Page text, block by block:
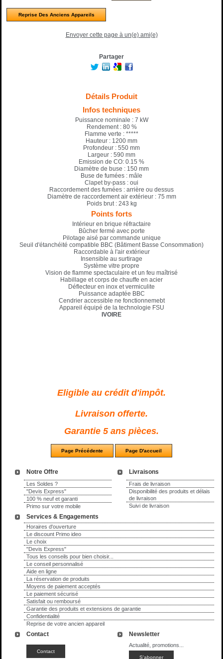
Notre Offre
Les Soldes ?
"Devis Express"
100 % neuf et garanti
Primo sur votre mobile
Livraisons
Frais de livraison
Disponibilité des produits et délais
de livraison
Suivi de livraison
Services & Engagements
Horaires d'ouverture
Le discount Primo ideo
Le choix
"Devis Express"
Tous les conseils pour bien choisir...
Le conseil personnalisé
Aide en ligne
La réservation de produits
Moyens de paiement acceptés
Le paiement sécurisé
Satisfait ou remboursé
Garantie des produits et extensions de garantie
Confidentialité
Reprise de votre ancien appareil
Contact Newsletter
Actualité, promotions...
Reprise Des Anciens Appareils
Envoyer cette page à un(e) ami(e)
Partager
Détails Produit
Infos techniques
Puissance nominale : 7 kW
Rendement : 80 %
Flamme verte : *****
Hauteur : 1200 mm
Profondeur : 550 mm
Largeur : 590 mm
Emission de CO: 0.15 %
Diamètre de buse : 150 mm
Buse de fumées : mâle
Clapet by-pass : oui
Raccordement des fumées : arrière ou dessus
Diamètre de raccordement air extérieur : 75 mm
Poids brut : 243 kg
Points forts
Intérieur en brique réfractaire
Bûcher fermé avec porte
Pilotage aisé par commande unique
Seuil d'étanchéité compatible BBC (Bâtiment Basse Consommation)
Raccordable à l'air extérieur
Insensible au surtirage
Système vitre propre
Vision de flamme spectaculaire et un feu maîtrisé
Habillage et corps de chauffe en acier
Déflecteur en inox et vermiculite
Puissance adaptée BBC
Cendrier accessible ne fonctionnemebt
Appareil équipé de la technologie FSU
IVOIRE
Eligible au crédit d'impôt.
Livraison offerte.
Garantie 5 ans pièces.